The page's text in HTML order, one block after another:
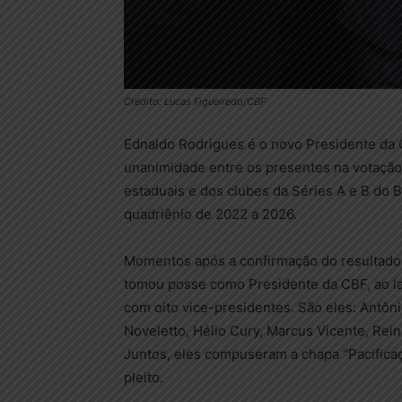
Crédito: Lucas Figueiredo/CBF
Ednaldo Rodrigues é o novo Presidente
unanimidade entre os presentes na
estaduais e dos clubes da Séries A e B do
quadriênio de 2022 a 2026.
Momentos após a confirmação do
tomou posse como Presidente da CBF, ao
com oito vice-presidentes. São eles:
Noveletto, Hélio Cury, Marcus Vicente,
Juntos, eles compuseram a chapa
pleito.